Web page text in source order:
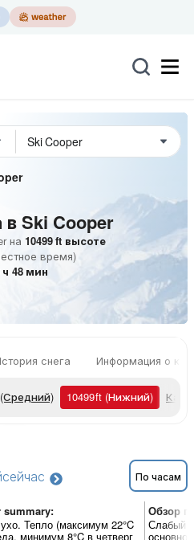
в Ski Cooper
на 10499ft высоте
время)
ч 48 мин
снега Информация о
(Средний) 10499ft (Нижний)
сейчас По часам
summary:
Тепло (максимум 22°C
минимум 8°C в четверг
Обзор
Слабый